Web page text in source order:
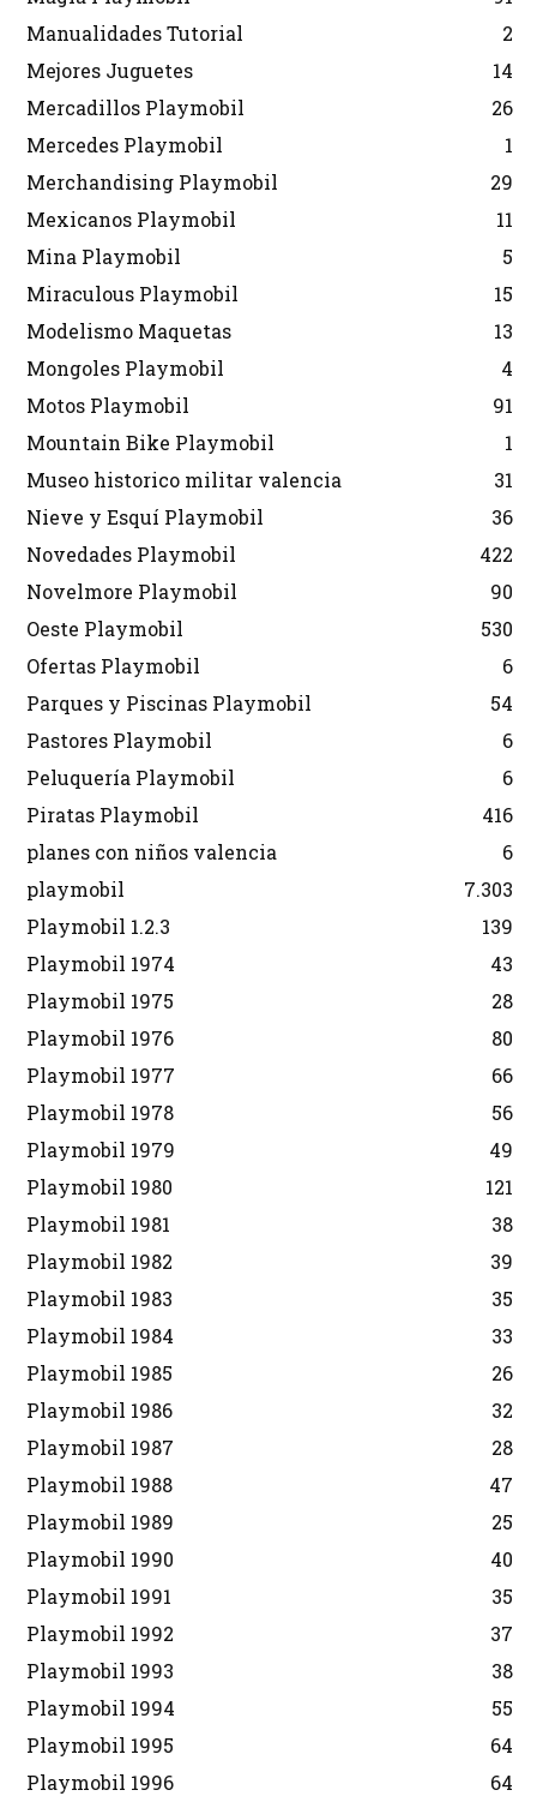
Manualidades Tutorial
2
Mejores Juguetes
14
Mercadillos Playmobil
26
Mercedes Playmobil
1
Merchandising Playmobil
29
Mexicanos Playmobil
11
Mina Playmobil
5
Miraculous Playmobil
15
Modelismo Maquetas
13
Mongoles Playmobil
4
Motos Playmobil
91
Mountain Bike Playmobil
1
Museo historico militar valencia
31
Nieve y Esquí Playmobil
36
Novedades Playmobil
422
Novelmore Playmobil
90
Oeste Playmobil
530
Ofertas Playmobil
6
Parques y Piscinas Playmobil
54
Pastores Playmobil
6
Peluquería Playmobil
6
Piratas Playmobil
416
planes con niños valencia
6
playmobil
7.303
Playmobil 1.2.3
139
Playmobil 1974
43
Playmobil 1975
28
Playmobil 1976
80
Playmobil 1977
66
Playmobil 1978
56
Playmobil 1979
49
Playmobil 1980
121
Playmobil 1981
38
Playmobil 1982
39
Playmobil 1983
35
Playmobil 1984
33
Playmobil 1985
26
Playmobil 1986
32
Playmobil 1987
28
Playmobil 1988
47
Playmobil 1989
25
Playmobil 1990
40
Playmobil 1991
35
Playmobil 1992
37
Playmobil 1993
38
Playmobil 1994
55
Playmobil 1995
64
Playmobil 1996
64